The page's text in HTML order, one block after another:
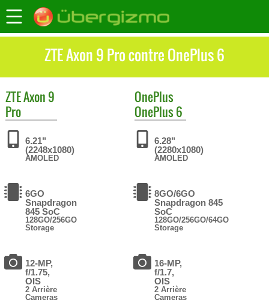
ZTE Axon 9 Pro contre OnePlus 6
ZTEAxon 9
Pro
6.21"
(2248x1080)
AMOLED
6GO
Snapdragon
845 SoC
128GO/256GO
Storage
12-MP,
f/1.75,
OIS
2 Arrière
Cameras
OnePlus
OnePlus 6
6.28"
(2280x1080)
AMOLED
8GO/6GO
Snapdragon 845
SoC
128GO/256GO/64GO
Storage
16-MP,
f/1.7,
OIS
2 Arrière
Cameras